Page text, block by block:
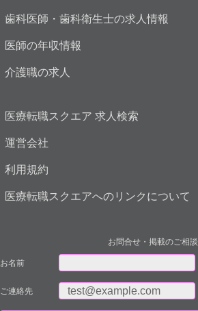
歯科医師・歯科衛生士の求人情報
医師の年収情報
介護職の求人
医療転職スクエア 求人検索
運営会社
利用規約
医療転職スクエアへのリンクについて
お問合せ・掲載のご相談
お名前
ご連絡先